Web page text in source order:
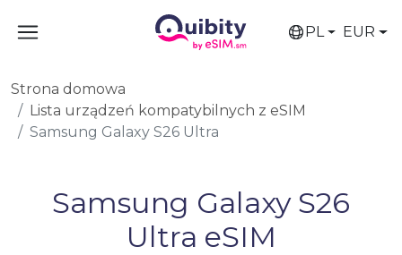
PL EUR
Strona domowa
Lista urządzeń kompatybilnych z eSIM
Samsung Galaxy S26 Ultra
Samsung Galaxy S26
Ultra eSIM